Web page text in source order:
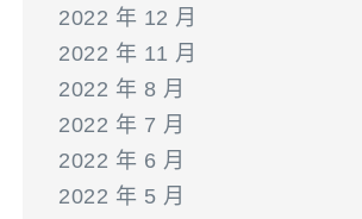
2022 年 12 月
2022 年 11 月
2022 年 8 月
2022 年 7 月
2022 年 6 月
2022 年 5 月